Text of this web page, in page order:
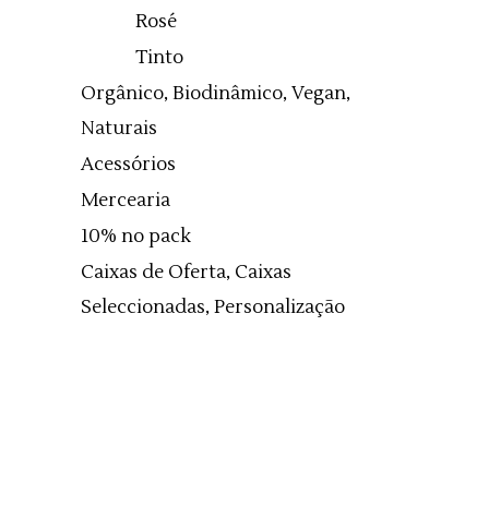
Rosé
Tinto
Orgânico, Biodinâmico, Vegan,
Naturais
Acessórios
Mercearia
10% no pack
Caixas de Oferta, Caixas
Seleccionadas, Personalização